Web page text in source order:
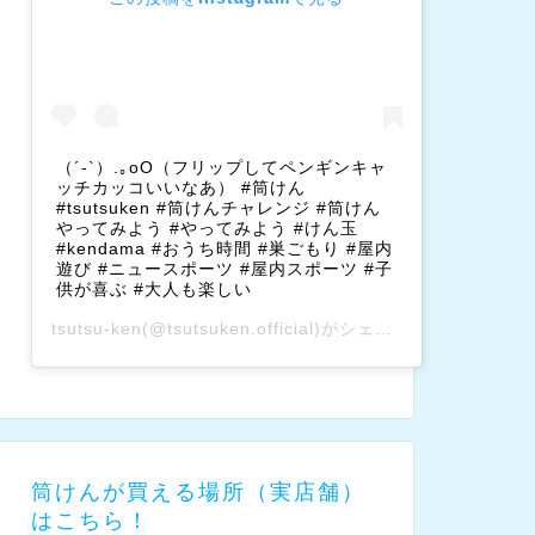
（´-`）.｡oO（フリップしてペンギンキャ
ッチカッコいいなあ） #筒けん
#tsutsuken #筒けんチャレンジ #筒けん
やってみよう #やってみよう #けん玉
#kendama #おうち時間 #巣ごもり #屋内
遊び #ニュースポーツ #屋内スポーツ #子
供が喜ぶ #大人も楽しい
tsutsu-ken(@tsutsuken.official)がシェアした投稿 –
筒けんが買える場所（実店舗）
はこちら！